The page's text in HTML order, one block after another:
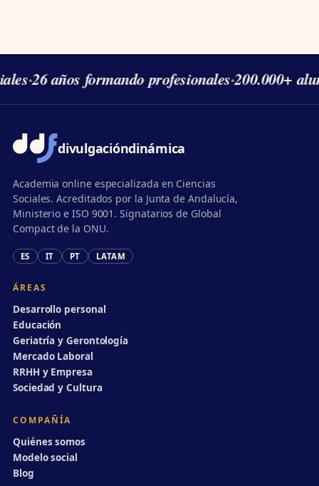
·26 años formando profesionales·200.000+
divulgacióndinámica
Academia online especializada en Ciencias
Sociales. Acreditados por la Junta de Andalucía,
Ministerio e ISO 9001. Signatarios de Global
Compact de la ONU.
ES IT PT LATAM
ÁREAS
Desarrollo personal
Educación
Geriatría y Gerontología
Mercado Laboral
RRHH y Empresa
Sociedad y Cultura
COMPAÑÍA
Quiénes somos
Modelo social
Blog